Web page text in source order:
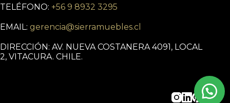
TELÉFONO: +56 9 8932 3295
EMAIL: gerencia@sierramuebles.cl
DIRECCIÓN: AV. NUEVA COSTANERA 4091, LOCAL
2, VITACURA. CHILE.